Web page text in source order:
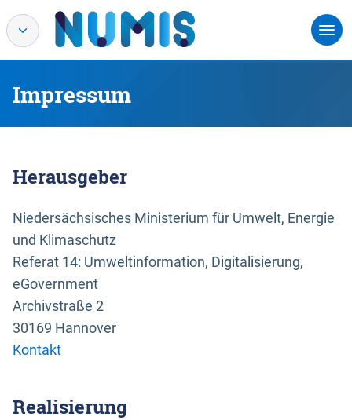
Impressum
Herausgeber
Niedersächsisches Ministerium für Umwelt, Energie
und Klimaschutz
Referat 14: Umweltinformation, Digitalisierung,
eGovernment
Archivstraße 2
30169 Hannover
Kontakt
Realisierung